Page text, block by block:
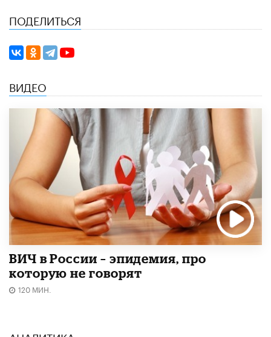
ПОДЕЛИТЬСЯ
ВИДЕО
ВИЧ в России – эпидемия, про
которую не говорят
120 МИН.